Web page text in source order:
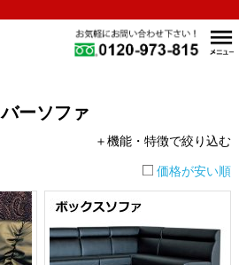
バーソファ
＋機能・特徴で絞り込む
価格が安い順